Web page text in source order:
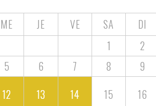
ME JE VE SA
DI
1
2
5 6 7 8
9
12 13 14 15 16